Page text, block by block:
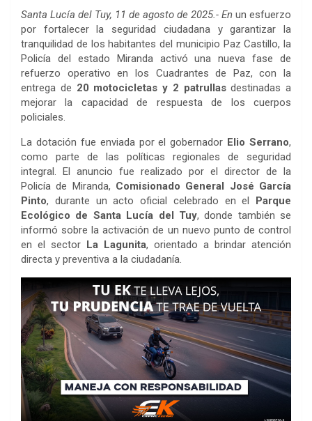
Santa Lucía del Tuy, 11 de agosto de 2025.- En un esfuerzo
por fortalecer la seguridad ciudadana y garantizar la
tranquilidad de los habitantes del municipio Paz Castillo, la
Policía del estado Miranda activó una nueva fase de
refuerzo operativo en los Cuadrantes de Paz, con la
entrega de 20 motocicletas y 2 patrullasdestinadas a
mejorar la capacidad de respuesta de los cuerpos
policiales.
La dotación fue enviada por el gobernador Elio Serrano,
como parte de las políticas regionales de seguridad
integral. El anuncio fue realizado por el director de la
Policía de Miranda, Comisionado General José García
Pinto, durante un acto oficial celebrado en el Parque
Ecológico de Santa Lucía del Tuy, donde también se
informó sobre la activación de un nuevo punto de control
en el sector La Lagunita, orientado a brindar atención
directa y preventiva a la ciudadanía.